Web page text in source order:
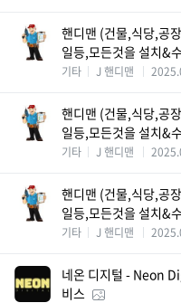
핸디맨 (건물,식당,공
일등,모든것을 설치&
기타 J 핸디맨
핸디맨 (건물,식당,공
일등,모든것을 설치&
기타 J 핸디맨
핸디맨 (건물,식당,공
일등,모든것을 설치&
기타 J 핸디맨
네온 디지털 - Neon
비스